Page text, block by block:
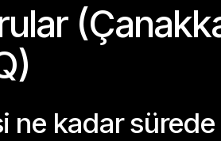
ne kadar sürede